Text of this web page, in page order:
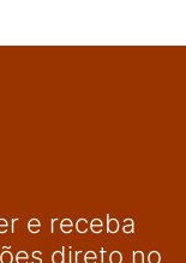
e receba
direto no